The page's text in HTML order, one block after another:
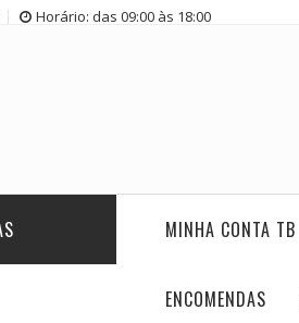
Horário: das 09:00 às 18:00
MINHA CONTA TB
ENCOMENDAS